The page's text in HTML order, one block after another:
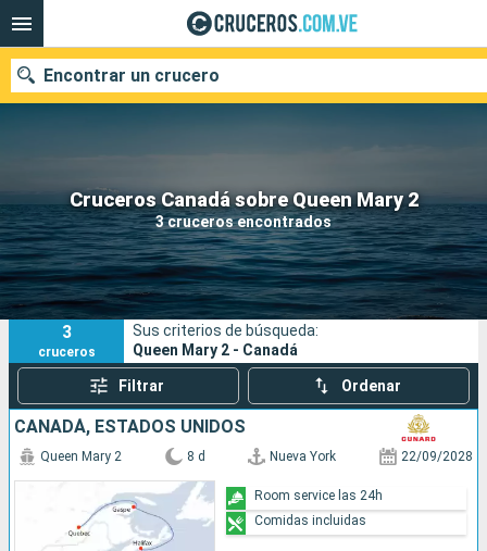
Cruceros Canadá sobre Queen Mary 2
3 cruceros encontrados
Encontrar un crucero
Nuestros destinos
Fecha de salida
Puertos Compañías
Buscar
3
cruceros
Sus criterios de búsqueda:
Queen Mary 2 - Canadá
Filtrar Ordenar
CANADÁ, ESTADOS UNIDOS
Queen Mary 2 8 d Nueva York 22/09/2028
Room service las 24h
Comidas incluidas